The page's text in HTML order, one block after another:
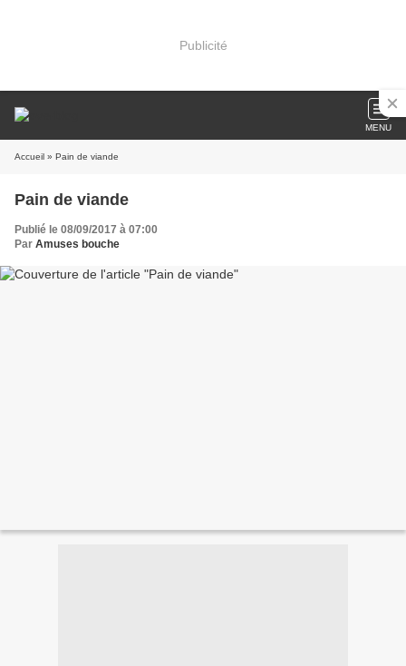
Publicité
MENU
Accueil » Pain de viande
Pain de viande
Publié le 08/09/2017 à 07:00
Par Amuses bouche